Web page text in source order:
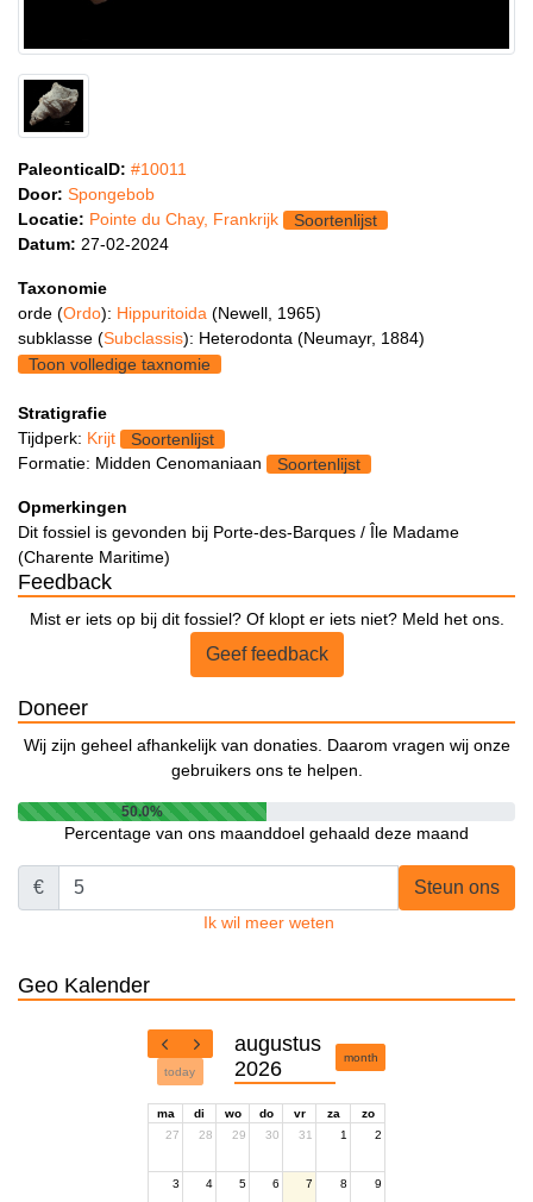
PaleonticaID: #10011
Door: Spongebob
Locatie: Pointe du Chay, Frankrijk
Soortenlijst
Datum: 27-02-2024
Taxonomie
orde (Ordo): Hippuritoida (Newell, 1965)
subklasse (Subclassis): Heterodonta (Neumayr, 1884)
Toon volledige taxnomie
Stratigrafie
Tijdperk: Krijt
Soortenlijst
Formatie: Midden Cenomaniaan
Soortenlijst
Opmerkingen
Dit fossiel is gevonden bij Porte-des-Barques / Île Madame
(Charente Maritime)
Feedback
Mist er iets op bij dit fossiel? Of klopt er iets niet? Meld het ons.
Geef feedback
Doneer
Wij zijn geheel afhankelijk van donaties. Daarom vragen wij onze
gebruikers ons te helpen.
50.0%
Percentage van ons maanddoel gehaald deze maand
€ Steun ons
Ik wil meer weten
Geo Kalender
today
augustus
2026
month
ma di wo do vr za
zo
27
28 29 30 31 1 2
3 4 5 6 7 8 9